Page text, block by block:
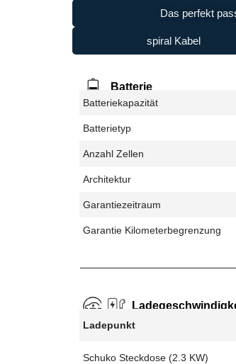
Das perfekt
spiral Kabel
Batterie
Batteriekapazität
Batterietyp
Anzahl Zellen
Architektur
Garantiezeitraum
Garantie Kilometerbegrenzung
Ladepunkt
Schuko Steckdose (2.3 KW)